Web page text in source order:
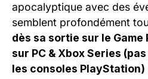
apocalyptique avec des
semblent profondément
dès sa sortie sur le
sur PC & Xbox Series
les consoles PlayStation)